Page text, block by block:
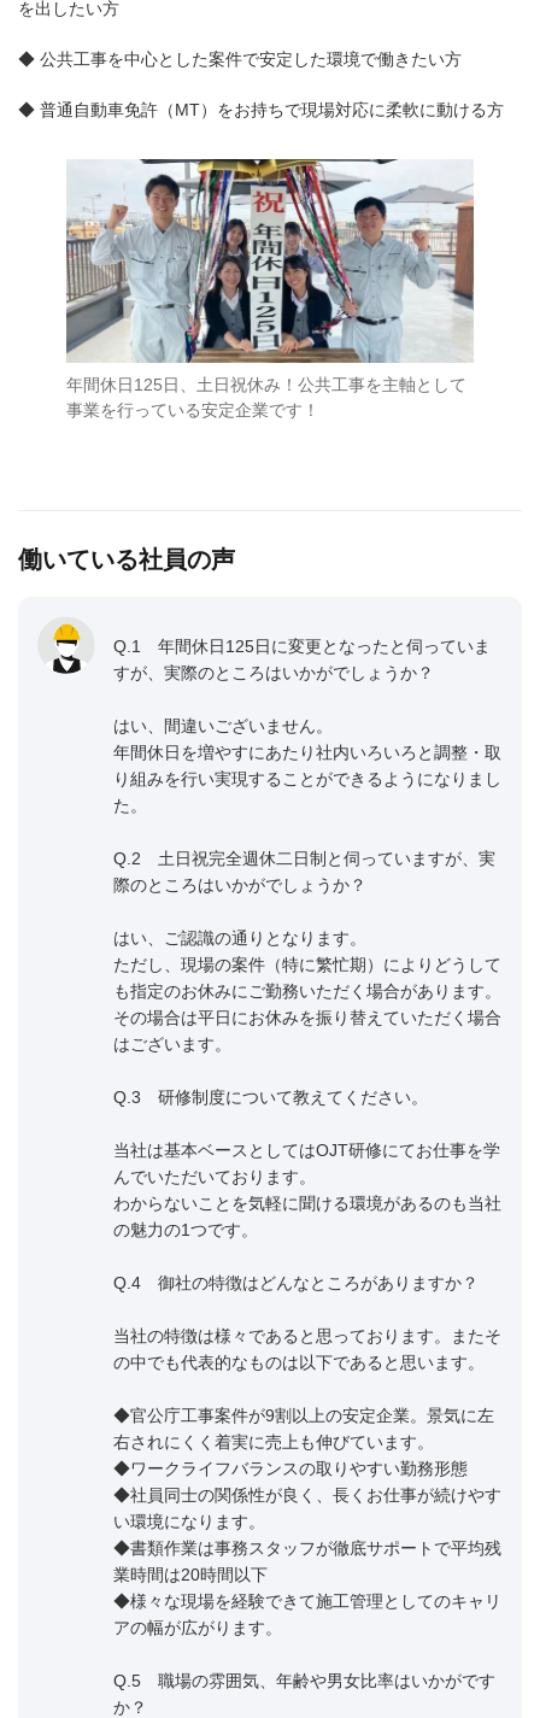
を出したい方
◆ 公共工事を中心とした案件で安定した環境で働きたい方
◆ 普通自動車免許（MT）をお持ちで現場対応に柔軟に動ける方
年間休日125日、土日祝休み！公共工事を主軸として
事業を行っている安定企業です！
働いている社員の声
Q.1 年間休日125日に変更となったと伺っていま
すが、実際のところはいかがでしょうか？
はい、間違いございません。
年間休日を増やすにあたり社内いろいろと調整・取
り組みを行い実現することができるようになりまし
た。
Q.2 土日祝完全週休二日制と伺っていますが、実
際のところはいかがでしょうか？
はい、ご認識の通りとなります。
ただし、現場の案件（特に繁忙期）によりどうして
も指定のお休みにご勤務いただく場合があります。
その場合は平日にお休みを振り替えていただく場合
はございます。
Q.3 研修制度について教えてください。
当社は基本ベースとしてはOJT研修にてお仕事を学
んでいただいております。
わからないことを気軽に聞ける環境があるのも当社
の魅力の1つです。
Q.4 御社の特徴はどんなところがありますか？
当社の特徴は様々であると思っております。またそ
の中でも代表的なものは以下であると思います。
◆官公庁工事案件が9割以上の安定企業。景気に左
右されにくく着実に売上も伸びています。
◆ワークライフバランスの取りやすい勤務形態
◆社員同士の関係性が良く、長くお仕事が続けやす
い環境になります。
◆書類作業は事務スタッフが徹底サポートで平均残
業時間は20時間以下
◆様々な現場を経験できて施工管理としてのキャリ
アの幅が広がります。
Q.5 職場の雰囲気、年齢や男女比率はいかがです
か？